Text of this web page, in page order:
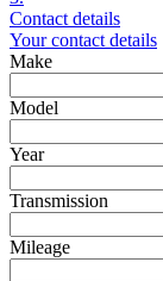
Contact details
Your contact details
Make
Model
Year
Transmission
Mileage